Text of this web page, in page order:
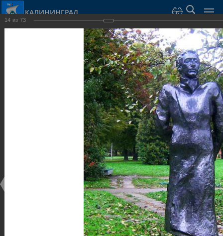
КАЛИНИНГРАД
Город › Фотогалерея
Парки и скверы
14 из 73